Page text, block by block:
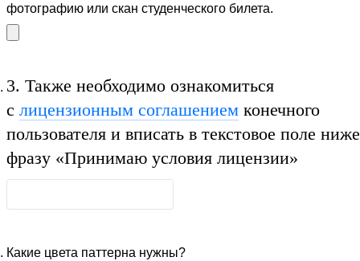
фотографию или скан студенческого билета.
3. Также необходимо ознакомиться
с лицензионным соглашением конечного
пользователя и вписать в текстовое поле ниже
фразу «Принимаю условия лицензии»
Какие цвета паттерна нужны?